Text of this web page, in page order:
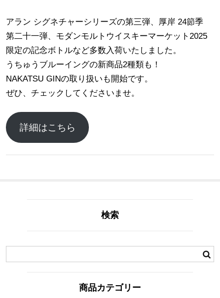
アラン シグネチャーシリーズの第三弾、厚岸 24節季
第二十一弾、モダンモルトウイスキーマーケット2025
限定の記念ボトルなど多数入荷いたしました。
うちゅうブルーイングの新商品2種類も！
NAKATSU GINの取り扱いも開始です。
ぜひ、チェックしてくださいませ。
詳細はこちら
検索
商品カテゴリー